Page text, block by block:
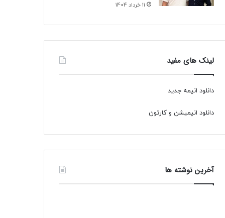
11 خرداد 1404
لینک های مفید
دانلود انیمه جدید
دانلود انیمیشن و کارتون
آخرین نوشته ها